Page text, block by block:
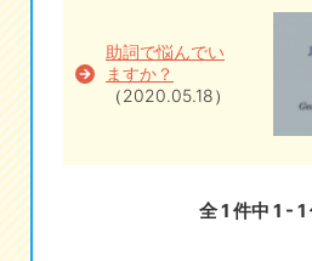
eなコレ
助詞で悩んでい
ますか？
（2020.05.18）
全 1 件中 1 - 1